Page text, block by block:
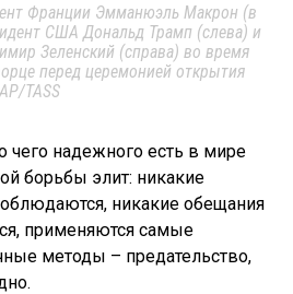
Франции Эмманюэль Макрон (в
США Дональд Трамп (слева) и
Зеленский (справа) во время
перед церемонией открытия
TASS
чего надежного есть в мире
борьбы элит: никакие
никакие обещания
применяются самые
методы – предательство,